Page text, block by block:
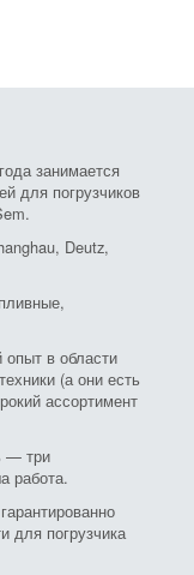
занимается
для погрузчиков
Deutz,
в области
(а они есть
ассортимент
— три
работа.
для погрузчика